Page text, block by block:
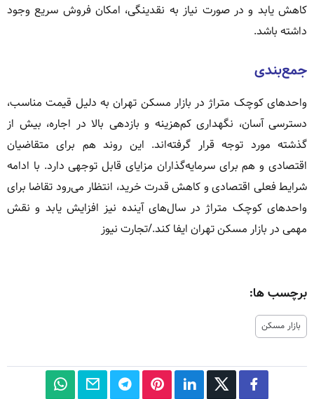
کاهش یابد و در صورت نیاز به نقدینگی، امکان فروش سریع وجود
داشته باشد.
جمع‌بندی
واحدهای کوچک متراژ در بازار مسکن تهران به دلیل قیمت مناسب،
دسترسی آسان، نگهداری کم‌هزینه و بازدهی بالا در اجاره، بیش از
گذشته مورد توجه قرار گرفته‌اند. این روند هم برای متقاضیان
اقتصادی و هم برای سرمایه‌گذاران مزایای قابل توجهی دارد. با ادامه
شرایط فعلی اقتصادی و کاهش قدرت خرید، انتظار می‌رود تقاضا برای
واحدهای کوچک متراژ در سال‌های آینده نیز افزایش یابد و نقش
مهمی در بازار مسکن تهران ایفا کند./تجارت نیوز
برچسب ها:
بازار مسکن